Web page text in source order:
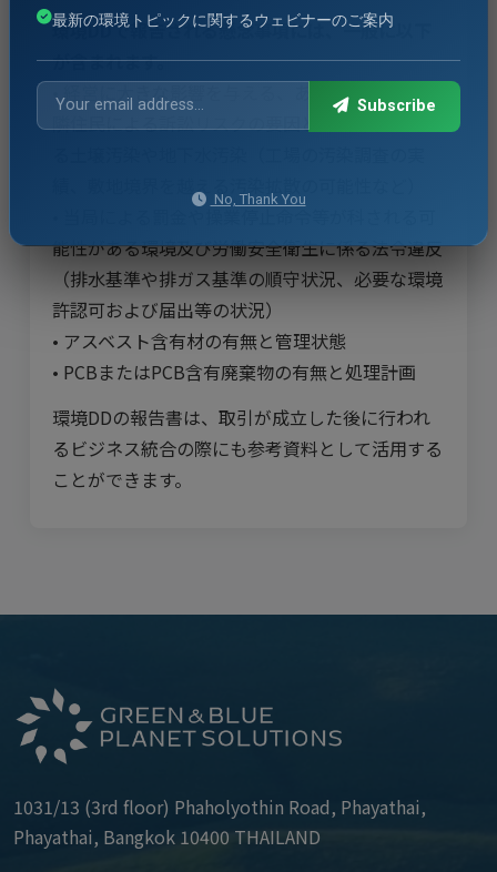
環境DDで報告される懸念事項には、一般に以下
が含まれます。
• 経営に大きな影響を与える、あるいは当局や近
隣住民による訴訟リスクの要因となる可能性があ
績、敷地境界を越える汚染拡散の可能性など）
能性がある環境及び労働安全衛生に係る法令違反
（排水基準や排ガス基準の順守状況、必要な環境
許認可および届出等の状況）
• アスベスト含有材の有無と管理状態
• PCBまたはPCB含有廃棄物の有無と処理計画
環境DDの報告書は、取引が成立した後に行われ
るビジネス統合の際にも参考資料として活用する
ことができます。
1031/13 (3rd floor) Phaholyothin Road, Phayathai,
Phayathai, Bangkok 10400 THAILAND
最新の環境トピックに関するウェビナーのご案内
Subscribe
No, Thank You